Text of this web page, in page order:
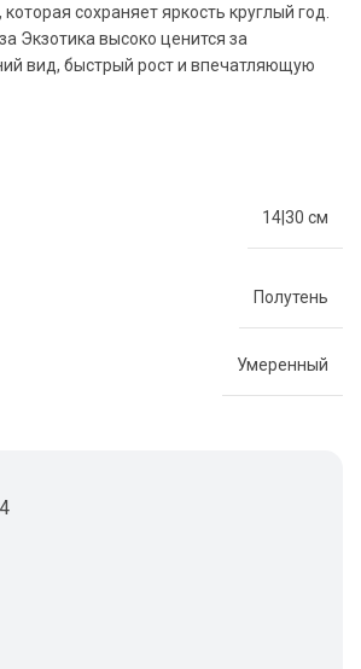
сохраняет яркость круглый год.
Экзотика высоко ценится за
вид, быстрый рост и впечатляющую
14|30 см
Полутень
Умеренный